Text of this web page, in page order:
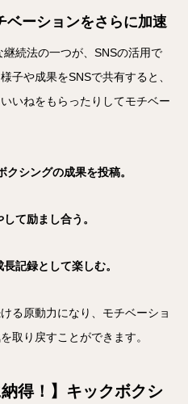
ーションをさらに加速
続法の一つが、SNSの活用で
子や成果をSNSで共有すると、
いねをもらったりしてモチベー
シングの成果を投稿。
て励まし合う。
記録として楽しむ。
る原動力になり、モチベーショ
取り戻すことができます。
得！】キックボクシ